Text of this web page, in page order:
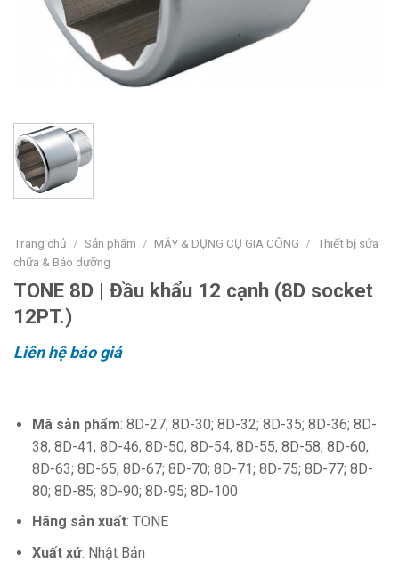
Trang chủ / Sản phẩm / MÁY & DỤNG CỤ GIA CÔNG / Thiết bị sửa
chữa & Bảo dưỡng
TONE 8D | Đầu khẩu 12 cạnh (8D socket
12PT.)
Liên hệ báo giá
Mã sản phẩm: 8D-27; 8D-30; 8D-32; 8D-35; 8D-36; 8D-
38; 8D-41; 8D-46; 8D-50; 8D-54; 8D-55; 8D-58; 8D-60;
8D-63; 8D-65; 8D-67; 8D-70; 8D-71; 8D-75; 8D-77; 8D-
80; 8D-85; 8D-90; 8D-95; 8D-100
Hãng sản xuất: TONE
Xuất xứ: Nhật Bản